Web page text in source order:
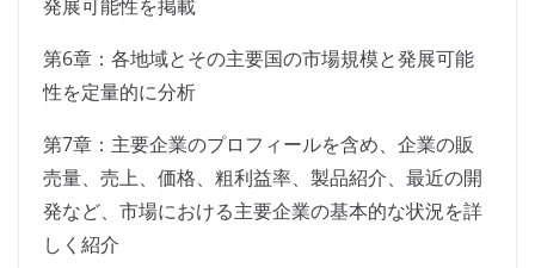
発展可能性を掲載
第6章：各地域とその主要国の市場規模と発展可能
性を定量的に分析
第7章：主要企業のプロフィールを含め、企業の販
売量、売上、価格、粗利益率、製品紹介、最近の開
発など、市場における主要企業の基本的な状況を詳
しく紹介